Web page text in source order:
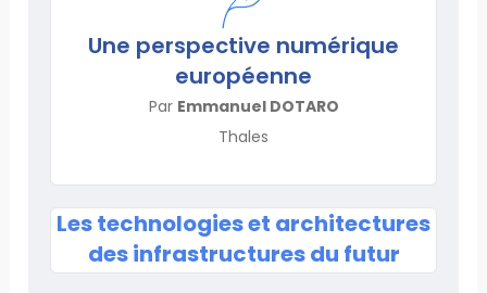
Une perspective numérique
européenne
Par Emmanuel DOTARO
Thales
Les technologies et architectures
des infrastructures du futur